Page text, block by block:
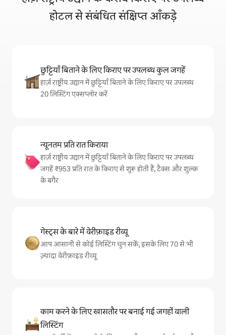
होटल से संबंधित संक्षिप्त आँकड़े
छुट्टियाँ बिताने के लिए किराए पर उपलब्ध कुल जगहें
हार्ज़ राष्ट्रीय उद्यान में छुट्टियाँ बिताने के लिए किराए पर उपलब्ध
20 लिस्टिंग एक्सप्लोर करें
न्यूनतम प्रति रात किराया
हार्ज़ राष्ट्रीय उद्यान में छुट्टियाँ बिताने के लिए किराए पर उपलब्ध
जगहें ₹953 प्रति रात के किराए से शुरू होती हैं, टैक्स और शुल्क
के बगैर
गेस्ट्स के बारे में वेरीफ़ाइड रीव्यू
आप आसानी से कोई लिस्टिंग चुन सकें, इसके लिए 70 से भी
ज़्यादा वेरीफ़ाइड रीव्यू
काम करने के लिए खासतौर पर बनाई गई जगहों वाली
लिस्टिंग